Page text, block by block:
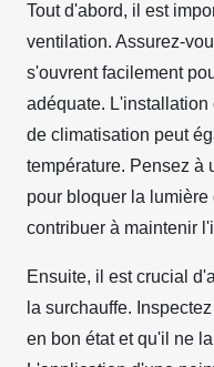
Tout d'abord, il est
ventilation. Assurez-
s'ouvrent facilement
adéquate.
de climatisation peut
température. Pensez à
pour bloquer la
contribuer à maintenir
Ensuite, il est crucial
la surchauffe.
en bon état et qu'il ne